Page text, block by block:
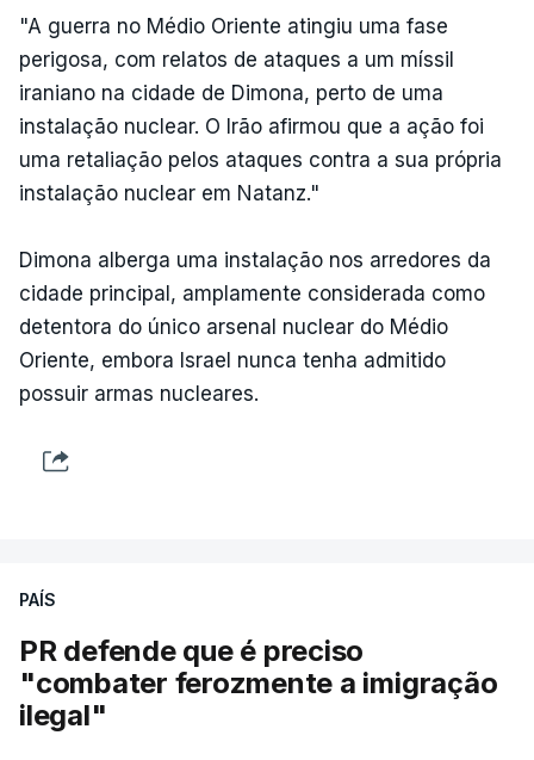
"A guerra no Médio Oriente atingiu uma fase
perigosa, com relatos de ataques a um míssil
iraniano na cidade de Dimona, perto de uma
instalação nuclear. O Irão afirmou que a ação foi
uma retaliação pelos ataques contra a sua própria
instalação nuclear em Natanz."
Dimona alberga uma instalação nos arredores da
cidade principal, amplamente considerada como
detentora do único arsenal nuclear do Médio
Oriente, embora Israel nunca tenha admitido
possuir armas nucleares.
PAÍS
PR defende que é preciso
"combater ferozmente a imigração
ilegal"